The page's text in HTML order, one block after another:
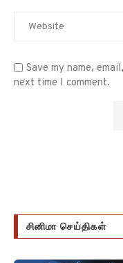
Save my name,
next time I comment.
சினிமா செய்திகள்